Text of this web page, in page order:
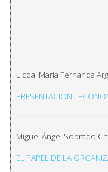
Licda. María Fernanda
PRESENTACION -
Miguel Ángel Sobrado
EL PAPEL DE LA